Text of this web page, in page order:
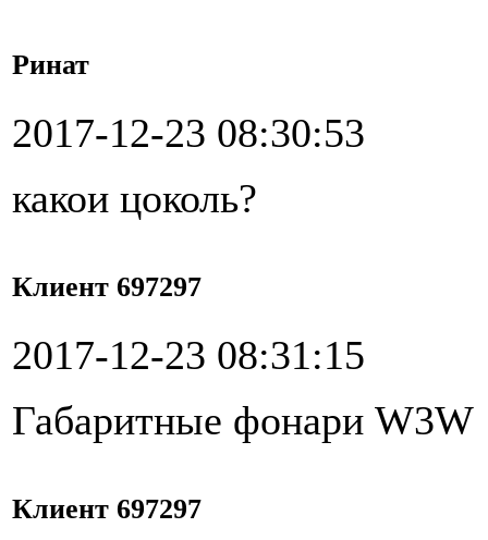
Ринат
2017-12-23 08:30:53
какои цоколь?
Клиент 697297
2017-12-23 08:31:15
Габаритные фонари W3W
Клиент 697297